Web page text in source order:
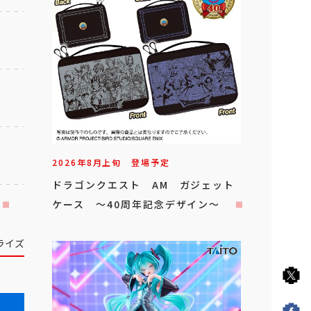
イズ
2026年8月上旬 登場予定
ドラゴンクエスト AM ガジェット
ケース ～40周年記念デザイン～